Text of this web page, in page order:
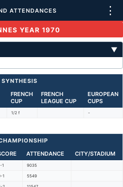
ATTENDANCES ⋮
YEAR 1970
▼
FRENCH
CUP
FRENCH
LEAGUE CUP
EUROPEAN
CUPS
1/2 f -
ATTENDANCE CITY/STADIUM
1 9035
1 5549